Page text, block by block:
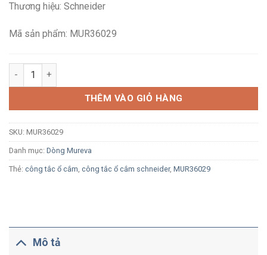
1,315,600₫.
Thương hiệu: Schneider
Mã sản phẩm: MUR36029
Ổ cắm đôi Schuko Schneider Mureva MUR36029 chống thấm
THÊM VÀO GIỎ HÀNG
SKU: MUR36029
Danh mục: Dòng Mureva
Thẻ: công tắc ổ cắm công tắc ổ cắm schneider, MUR36029
Mô tả